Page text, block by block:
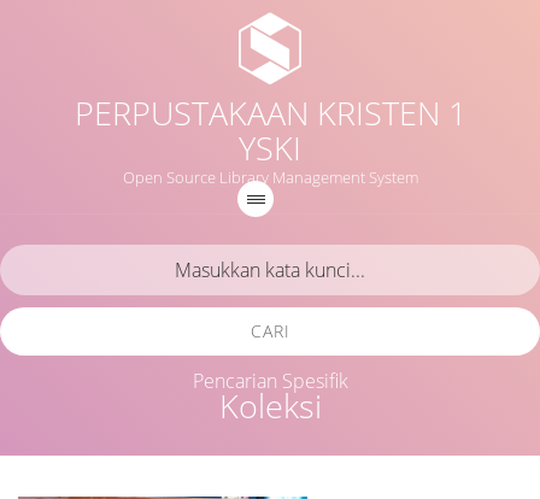
PERPUSTAKAAN KRISTEN 1
YSKI
Open Source Library Management System
Koleksi
CARI
Pencarian Spesifik